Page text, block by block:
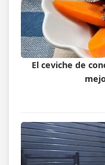
El ceviche de